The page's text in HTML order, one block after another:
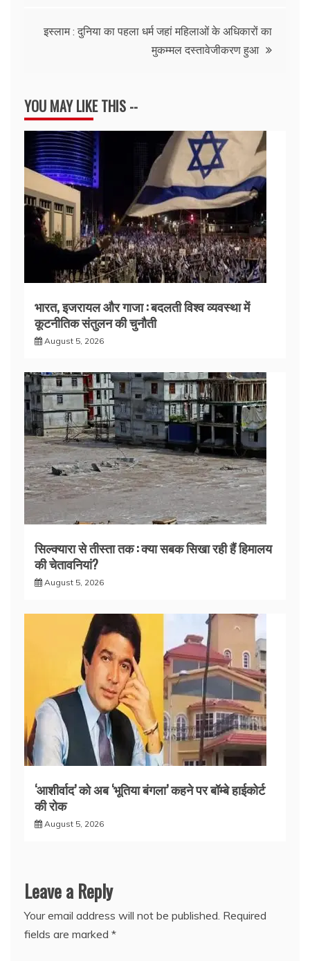
इस्लाम : दुनिया का पहला धर्म जहां महिलाओं के अधिकारों का
मुकम्मल दस्तावेजीकरण हुआ
YOU MAY LIKE THIS --
भारत, इजरायल और गाजा : बदलती विश्व व्यवस्था में
कूटनीतिक संतुलन की चुनौती
August 5, 2026
सिल्क्यारा से तीस्ता तक : क्या सबक सिखा रही हैं हिमालय
की चेतावनियां?
August 5, 2026
‘आशीर्वाद’ को अब ‘भूतिया बंगला’ कहने पर बॉम्बे हाईकोर्ट
की रोक
August 5, 2026
Leave a Reply
Your email address will not be published. Required
fields are marked *